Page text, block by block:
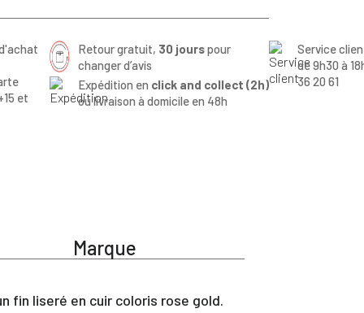
et
Retour gratuit, 30 jourspour
changer d’avis
Expédition en click and collect (2h)
ou livraison à domicile en 48h
Service
de 9h30 à
36 20 61
Marque
fin liseré en cuir coloris rose gold.